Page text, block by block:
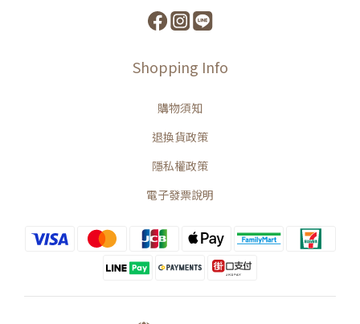
Shopping Info
購物須知
退換貨政策
隱私權政策
電子發票說明